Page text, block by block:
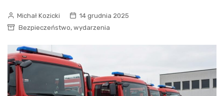
Michał Kozicki
14 grudnia 2025
Bezpieczeństwo, wydarzenia